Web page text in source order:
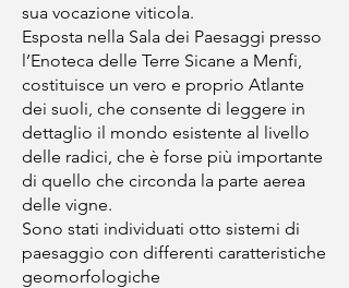
sua vocazione viticola.
Esposta nella Sala dei Paesaggi presso
l’Enoteca delle Terre Sicane a Menfi,
costituisce un vero e proprio Atlante
dei suoli, che consente di leggere in
dettaglio il mondo esistente al livello
delle radici, che è forse più importante
di quello che circonda la parte aerea
delle vigne.
Sono stati individuati otto sistemi di
paesaggio con differenti caratteristiche
geomorfologiche